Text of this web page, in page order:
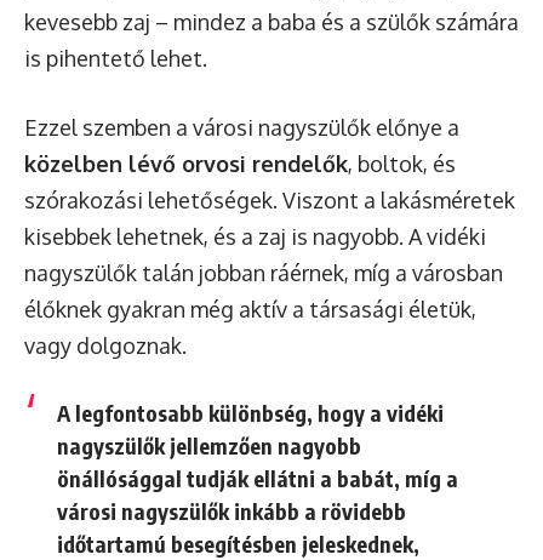
kevesebb zaj – mindez a baba és a szülők számára
is pihentető lehet.
Ezzel szemben a városi nagyszülők előnye a
közelben lévő orvosi rendelők, boltok, és
szórakozási lehetőségek. Viszont a lakásméretek
kisebbek lehetnek, és a zaj is nagyobb. A vidéki
nagyszülők talán jobban ráérnek, míg a városban
élőknek gyakran még aktív a társasági életük,
vagy dolgoznak.
A legfontosabb különbség, hogy a vidéki
nagyszülők jellemzően nagyobb
önállósággal tudják ellátni a babát, míg a
városi nagyszülők inkább a rövidebb
időtartamú besegítésben jeleskednek,